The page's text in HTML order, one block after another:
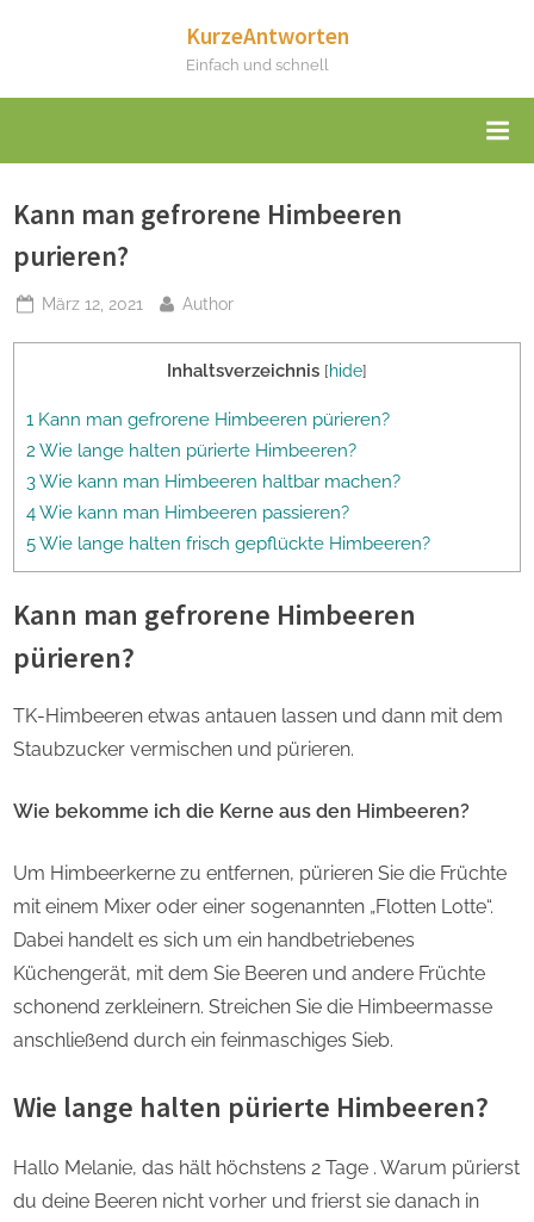
KurzeAntworten
Einfach und schnell
Kann man gefrorene Himbeeren
purieren?
Posted
März 12, 2021 By
Author
Inhaltsverzeichnis [hide]
1 Kann man gefrorene Himbeeren pürieren?
2 Wie lange halten pürierte Himbeeren?
3 Wie kann man Himbeeren haltbar machen?
4 Wie kann man Himbeeren passieren?
5 Wie lange halten frisch gepflückte Himbeeren?
Kann man gefrorene Himbeeren
pürieren?
TK-Himbeeren etwas antauen lassen und dann mit dem
Staubzucker vermischen und pürieren.
Wie bekomme ich die Kerne aus den Himbeeren?
Um Himbeerkerne zu entfernen, pürieren Sie die Früchte
mit einem Mixer oder einer sogenannten „Flotten Lotte“.
Dabei handelt es sich um ein handbetriebenes
Küchengerät, mit dem Sie Beeren und andere Früchte
schonend zerkleinern. Streichen Sie die Himbeermasse
anschließend durch ein feinmaschiges Sieb.
Wie lange halten pürierte Himbeeren?
Hallo Melanie, das hält höchstens 2 Tage . Warum pürierst
du deine Beeren nicht vorher und frierst sie danach in